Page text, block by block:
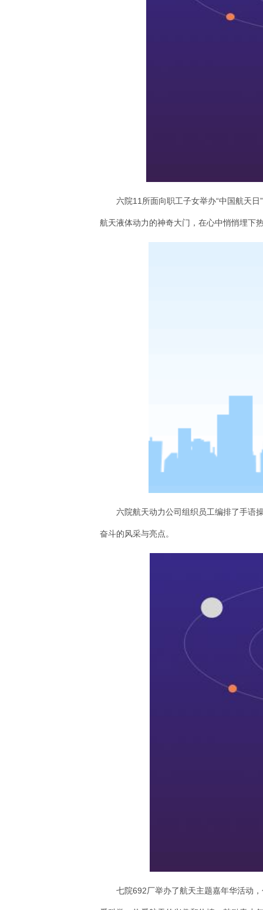
六院11所面向职工子女举办“中国航天
航天液体动力的神奇大门，在心中悄悄埋下
六院航天动力公司组织员工编排了手语
奋斗的风采与亮点。
七院692厂举办了航天主题嘉年华活动